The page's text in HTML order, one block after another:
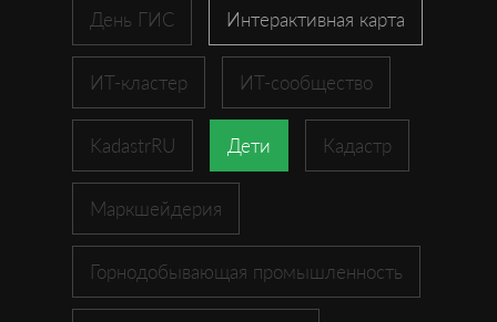
День ГИС Интерактивная карта
ИТ-кластер ИТ-сообщество
KadastrRU Дети Кадастр
Маркшейдерия
Горнодобывающая промышленность